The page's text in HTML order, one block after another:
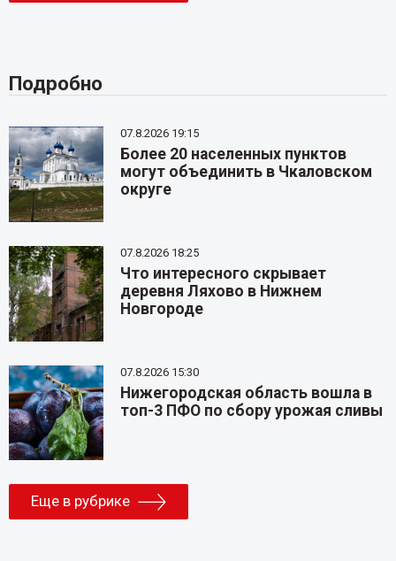
Подробно
07.8.2026 19:15
Более 20 населенных пунктов
могут объединить в Чкаловском
округе
07.8.2026 18:25
Что интересного скрывает
деревня Ляхово в Нижнем
Новгороде
07.8.2026 15:30
Нижегородская область вошла в
топ-3 ПФО по сбору урожая сливы
Еще в рубрике